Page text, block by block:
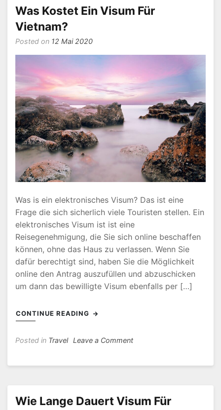
Österreicher
Was Kostet Ein Visum Für
Vietnam?
Posted on 12 Mai 2020
Was is ein elektronisches Visum? Das ist eine
Frage die sich sicherlich viele Touristen stellen. Ein
elektronisches Visum ist ist eine
Reisegenehmigung, die Sie sich online beschaffen
können, ohne das Haus zu verlassen. Wenn Sie
dafür berechtigt sind, haben Sie die Möglichkeit
online den Antrag auszufüllen und abzuschicken
um dann das bewilligte Visum ebenfalls per […]
CONTINUE READING
Posted in Travel Leave a Commenton
Vietnam?
Wie Lange Dauert Visum Für